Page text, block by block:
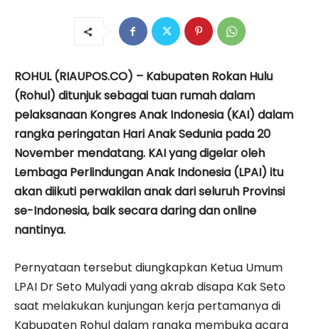
ROHUL (RIAUPOS.CO) – Kabupaten Rokan Hulu
(Rohul) ditunjuk sebagai tuan rumah dalam
pelaksanaan Kongres Anak Indonesia (KAI) dalam
rangka peringatan Hari Anak Sedunia pada 20
November mendatang. KAI yang digelar oleh
Lembaga Perlindungan Anak Indonesia (LPAI) itu
akan diikuti perwakilan anak dari seluruh Provinsi
se-Indonesia, baik secara daring dan online
nantinya.
Pernyataan tersebut diungkapkan Ketua Umum
LPAI Dr Seto Mulyadi yang akrab disapa Kak Seto
saat melakukan kunjungan kerja pertamanya di
Kabupaten Rohul dalam rangka membuka acara